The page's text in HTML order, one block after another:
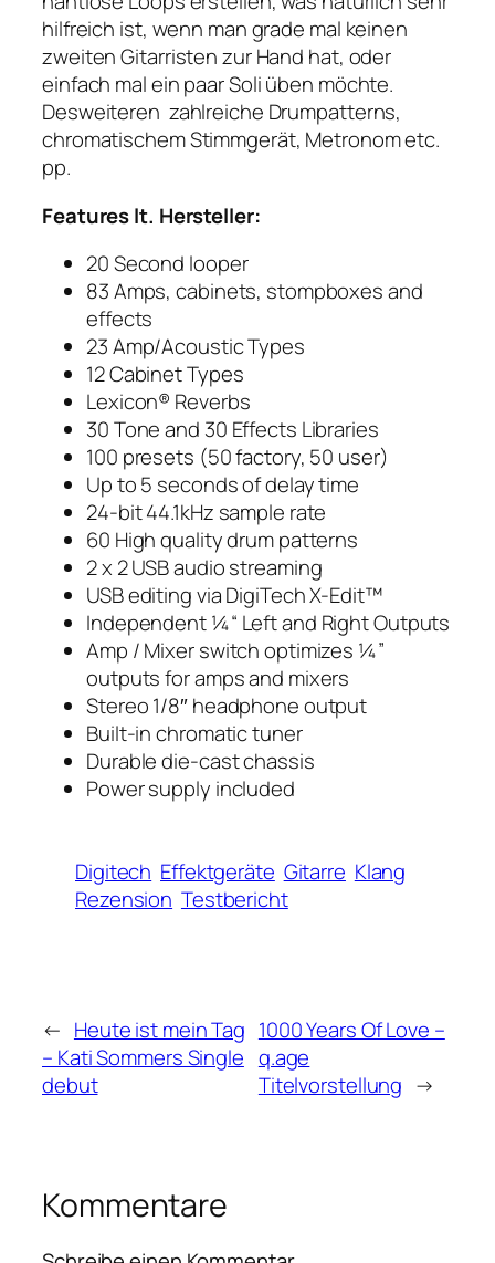
hilfreich ist, wenn man grade mal keinen
zweiten Gitarristen zur Hand hat, oder
einfach mal ein paar Soli üben möchte.
Desweiteren zahlreiche Drumpatterns,
chromatischem Stimmgerät, Metronom etc.
pp.
Features lt. Hersteller:
20 Second looper
83 Amps, cabinets, stompboxes and
effects
23 Amp/Acoustic Types
12 Cabinet Types
Lexicon® Reverbs
30 Tone and 30 Effects Libraries
100 presets (50 factory, 50 user)
Up to 5 seconds of delay time
24-bit 44.1kHz sample rate
60 High quality drum patterns
2 x 2 USB audio streaming
USB editing via DigiTech X-Edit™
Independent ¼“ Left and Right Outputs
Amp / Mixer switch optimizes ¼”
outputs for amps and mixers
Stereo 1/8″ headphone output
Built-in chromatic tuner
Durable die-cast chassis
Power supply included
Digitech Effektgeräte Gitarre Klang
Rezension Testbericht
← Heute ist mein Tag
– Kati Sommers Single
debut
1000 Years Of Love –
q.age
Titelvorstellung →
Kommentare